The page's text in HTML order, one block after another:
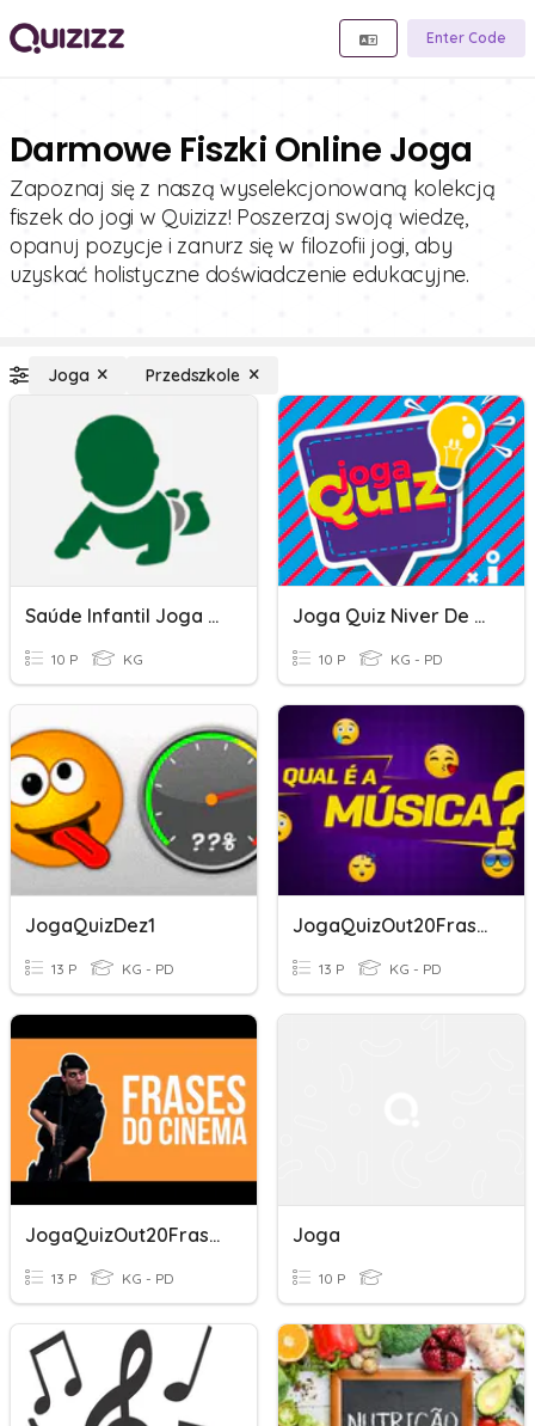
Enter Code
Darmowe Fiszki Online Joga
Zapoznaj się z naszą wyselekcjonowaną kolekcją
fiszek do jogi w Quizizz! Poszerzaj swoją wiedzę,
opanuj pozycje i zanurz się w filozofii jogi, aby
uzyskać holistyczne doświadczenie edukacyjne.
Joga Przedszkole
Saúde Infantil Joga E Aprende
10 P KG
Joga Quiz Niver De 4 Meses
10 P KG - PD
JogaQuizDez1
13 P KG - PD
JogaQuizOut20FrasesMúsicas
13 P KG - PD
JogaQuizOut20FrasesFilmes
13 P KG - PD
Joga
10 P